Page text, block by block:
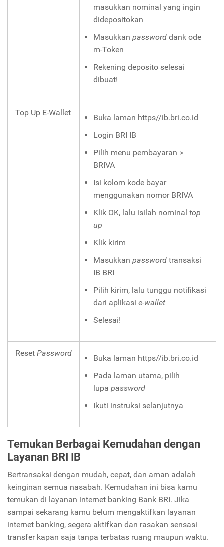
masukkan nominal yang ingin
didepositokan
Masukkan password dank ode
m-Token
Rekening deposito selesai
dibuat!
Top Up E-Wallet
Buka laman https//ib.bri.co.id
Login BRI IB
Pilih menu pembayaran >
BRIVA
Isi kolom kode bayar
menggunakan nomor BRIVA
Klik OK, lalu isilah nominal top
up
Klik kirim
Masukkan password transaksi
IB BRI
Pilih kirim, lalu tunggu notifikasi
dari aplikasi e-wallet
Selesai!
Reset Password
Buka laman https//ib.bri.co.id
Pada laman utama, pilih
lupa password
Ikuti instruksi selanjutnya
Temukan Berbagai Kemudahan dengan
Layanan BRI IB
Bertransaksi dengan mudah, cepat, dan aman adalah
keinginan semua nasabah. Kemudahan ini bisa kamu
temukan di layanan internet banking Bank BRI. Jika
sampai sekarang kamu belum mengaktifkan layanan
internet banking, segera aktifkan dan rasakan sensasi
transfer kapan saja tanpa terbatas ruang maupun waktu.